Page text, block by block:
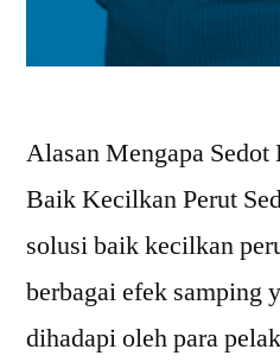
Alasan Mengapa
Baik Kecilkan Perut
solusi baik kecilkan
berbagai efek samping
dihadapi oleh para